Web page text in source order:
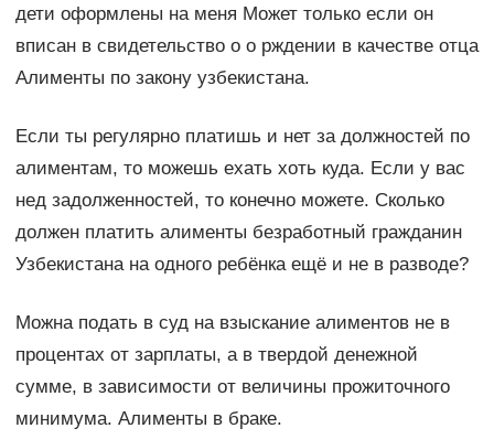
дети оформлены на меня Может только если он
вписан в свидетельство о о рждении в качестве отца
Алименты по закону узбекистана.
Если ты регулярно платишь и нет за должностей по
алиментам, то можешь ехать хоть куда. Если у вас
нед задолженностей, то конечно можете. Сколько
должен платить алименты безработный гражданин
Узбекистана на одного ребёнка ещё и не в разводе?
Можна подать в суд на взыскание алиментов не в
процентах от зарплаты, а в твердой денежной
сумме, в зависимости от величины прожиточного
минимума. Алименты в браке.